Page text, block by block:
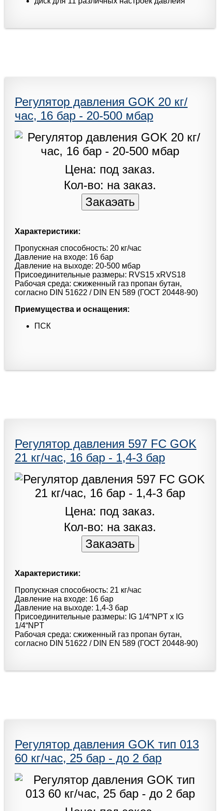
Регулятор давления GOK 20 кг/
час, 16 бар - 20-500 мбар
Цена: под заказ.
Кол-во: на заказ.
Характеристики:
Пропускная способность: 20 кг/час
Давление на входе: 16 бар
Давление на выходе: 20-500 мбар
Присоединительные размеры: RVS15 xRVS18
Рабочая среда: сжиженный газ пропан бутан,
согласно DIN 51622 / DIN EN 589 (ГОСТ 20448-90)
Приемущества и оснащения:
ПСК
Регулятор давления 597 FC GOK
21 кг/час, 16 бар - 1,4-3 бар
Цена: под заказ.
Кол-во: на заказ.
Характеристики:
Пропускная способность: 21 кг/час
Давление на входе: 16 бар
Давление на выходе: 1,4-3 бар
Присоединительные размеры: IG 1/4“NPT x IG
1/4“NPT
Рабочая среда: сжиженный газ пропан бутан,
согласно DIN 51622 / DIN EN 589 (ГОСТ 20448-90)
Регулятор давления GOK тип 013
60 кг/час, 25 бар - до 2 бар